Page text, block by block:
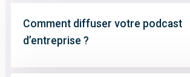
Comment diffuser votre podcast
d’entreprise ?